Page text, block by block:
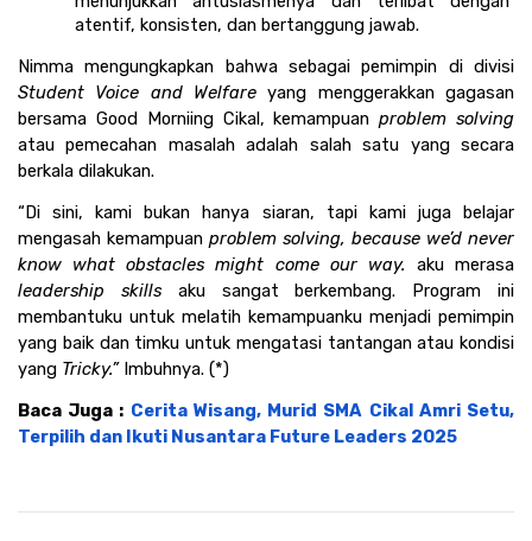
atentif, konsisten, dan bertanggung jawab.
Student Voice and Welfare yang menggerakkan gagasan
bersama Good Morniing Cikal, kemampuan
atau pemecahan masalah adalah salah satu yang secara
berkala dilakukan.
“Di sini, kami bukan hanya siaran, tapi kami juga belajar
mengasah kemampuan problem solving, because we’d never
know what obstacles might come our way.
leadership skills aku sangat berkembang. Program ini
membantuku untuk melatih kemampuanku menjadi pemimpin
yang baik dan timku untuk mengatasi tantangan atau kondisi
yang Tricky.” Imbuhnya. (*)
Baca Juga : Cerita Wisang, Murid SMA Cikal Amri Setu,
Terpilih dan Ikuti Nusantara Future Leaders 2025